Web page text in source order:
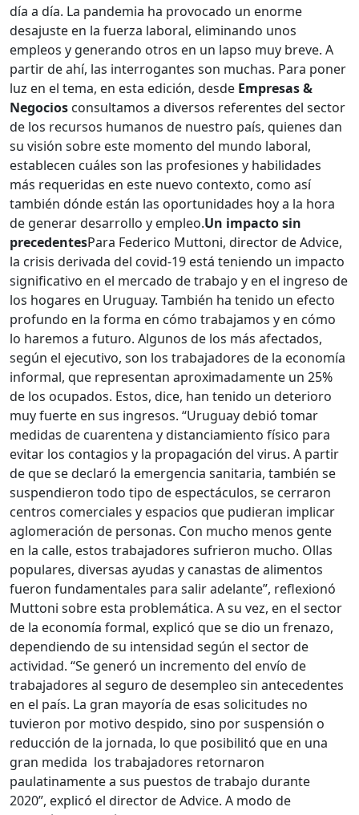
día a día. La pandemia ha provocado un enorme
desajuste en la fuerza laboral, eliminando unos
empleos y generando otros en un lapso muy breve. A
partir de ahí, las interrogantes son muchas. Para poner
luz en el tema, en esta edición, desde Empresas &
Negocios consultamos a diversos referentes del sector
de los recursos humanos de nuestro país, quienes dan
su visión sobre este momento del mundo laboral,
establecen cuáles son las profesiones y habilidades
más requeridas en este nuevo contexto, como así
también dónde están las oportunidades hoy a la hora
de generar desarrollo y empleo.Un impacto sin
precedentesPara Federico Muttoni, director de Advice,
la crisis derivada del covid-19 está teniendo un impacto
significativo en el mercado de trabajo y en el ingreso de
los hogares en Uruguay. También ha tenido un efecto
profundo en la forma en cómo trabajamos y en cómo
lo haremos a futuro. Algunos de los más afectados,
según el ejecutivo, son los trabajadores de la economía
informal, que representan aproximadamente un 25%
de los ocupados. Estos, dice, han tenido un deterioro
muy fuerte en sus ingresos. “Uruguay debió tomar
medidas de cuarentena y distanciamiento físico para
evitar los contagios y la propagación del virus. A partir
de que se declaró la emergencia sanitaria, también se
suspendieron todo tipo de espectáculos, se cerraron
centros comerciales y espacios que pudieran implicar
aglomeración de personas. Con mucho menos gente
en la calle, estos trabajadores sufrieron mucho. Ollas
populares, diversas ayudas y canastas de alimentos
fueron fundamentales para salir adelante”, reflexionó
Muttoni sobre esta problemática. A su vez, en el sector
de la economía formal, explicó que se dio un frenazo,
dependiendo de su intensidad según el sector de
actividad. “Se generó un incremento del envío de
trabajadores al seguro de desempleo sin antecedentes
en el país. La gran mayoría de esas solicitudes no
tuvieron por motivo despido, sino por suspensión o
reducción de la jornada, lo que posibilitó que en una
gran medida los trabajadores retornaron
paulatinamente a sus puestos de trabajo durante
2020”, explicó el director de Advice. A modo de